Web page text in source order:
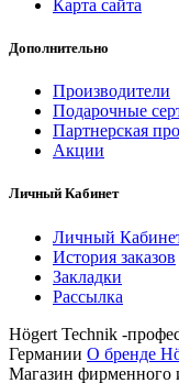
Карта сайта
Дополнительно
Производители
Подарочные
Партнерская
Акции
Личный Кабинет
Личный
История заказов
Закладки
Рассылка
Högert Technik -
Германии О бренде
Магазин фирменного